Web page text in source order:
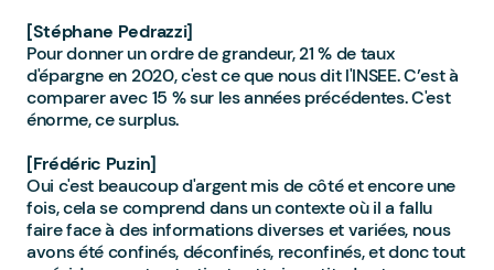
[Stéphane Pedrazzi]
Pour donner un ordre de grandeur, 21 % de taux
d'épargne en 2020, c'est ce que nous dit l'INSEE. C’est à
comparer avec 15 % sur les années précédentes. C'est
énorme, ce surplus.
[Frédéric Puzin]
Oui c'est beaucoup d'argent mis de côté et encore une
fois, cela se comprend dans un contexte où il a fallu
faire face à des informations diverses et variées, nous
avons été confinés, déconfinés, reconfinés, et donc tout